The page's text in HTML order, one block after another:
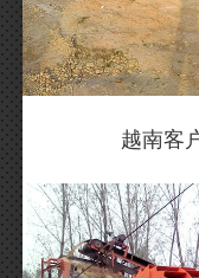
越南客